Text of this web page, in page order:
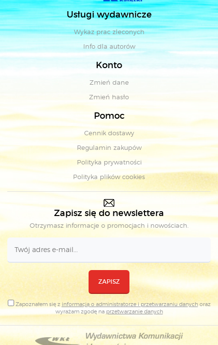
Usługi wydawnicze
Wykaz prac zleconych
Info dla autorów
Konto
Zmień dane
Zmień hasło
Pomoc
Cennik dostawy
Regulamin zakupów
Polityka prywatności
Polityka plików cookies
Zapisz się do newslettera
Otrzymasz informacje o promocjach i nowościach.
ZAPISZ
Zapoznałem się z informacją o administratorze i przetwarzaniu danychoraz
wyrażam zgodę na przetwarzanie danych